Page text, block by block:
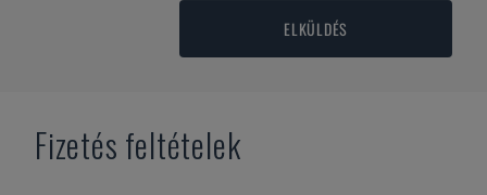
ELKÜLDÉS
Fizetés feltételek